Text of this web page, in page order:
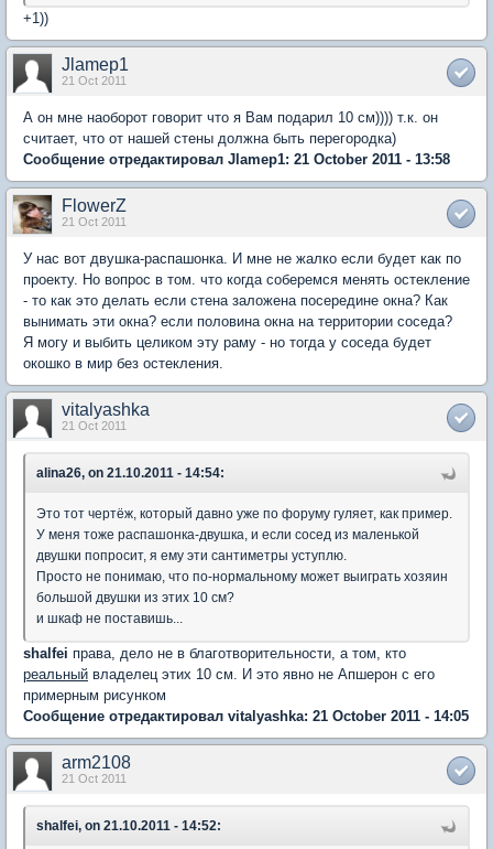
+1))
Jlamep1
21 Oct 2011
А он мне наоборот говорит что я Вам подарил 10 см)))) т.к. он
считает, что от нашей стены должна быть перегородка)
Сообщение отредактировал Jlamep1: 21 October 2011 - 13:58
FlowerZ
21 Oct 2011
У нас вот двушка-распашонка. И мне не жалко если будет как по
проекту. Но вопрос в том. что когда соберемся менять остекление
- то как это делать если стена заложена посередине окна? Как
вынимать эти окна? если половина окна на территории соседа?
Я могу и выбить целиком эту раму - но тогда у соседа будет
окошко в мир без остекления.
vitalyashka
21 Oct 2011
alina26, on 21.10.2011 - 14:54:
Это тот чертёж, который давно уже по форуму гуляет, как пример.
У меня тоже распашонка-двушка, и если сосед из маленькой
двушки попросит, я ему эти сантиметры уступлю.
Просто не понимаю, что по-нормальному может выиграть хозяин
большой двушки из этих 10 см?
и шкаф не поставишь...
shalfei права, дело не в благотворительности, а том, кто
реальный владелец этих 10 см. И это явно не Апшерон с его
примерным рисунком
Сообщение отредактировал vitalyashka: 21 October 2011 - 14:05
arm2108
21 Oct 2011
shalfei, on 21.10.2011 - 14:52: